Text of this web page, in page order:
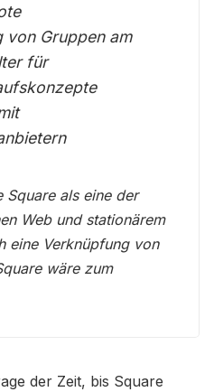
von Gruppen am
für
Square als eine der
Web und stationärem
eine Verknüpfung von
wäre zum
der Zeit, bis Square